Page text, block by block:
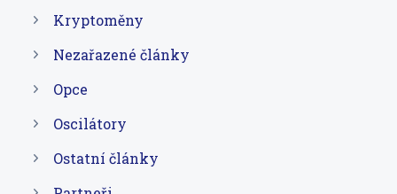
Kryptoměny
Nezařazené články
Opce
Oscilátory
Ostatní články